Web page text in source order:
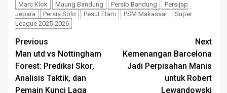
Marc Klok
Maung Bandung Persib Bandung
Persijap
Jepara
Persis Solo Pesut Etam PSM Makassar
Super
League 2025-2026
Post
navigation
Previous
Man utd vs Nottingham
Forest: Prediksi Skor,
Analisis Taktik, dan
Pemain Kunci Laga
Next
Kemenangan Barcelona
Jadi Perpisahan Manis
untuk Robert
Lewandowski